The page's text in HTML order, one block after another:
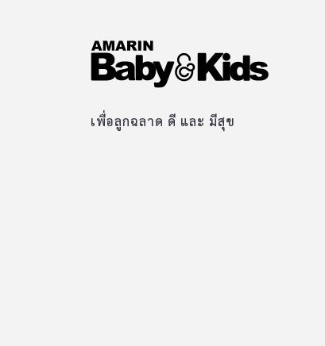
เพื่อลูกฉลาด ดี และ มีสุข